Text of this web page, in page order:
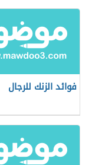
فوائد الزنك للرجال